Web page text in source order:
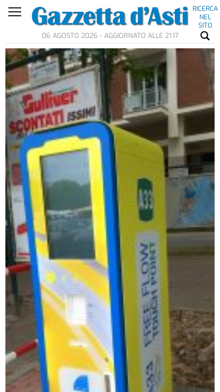
RICERCA
NEL
SITO
06 AGOSTO 2026 - AGGIORNATO ALLE 21.17